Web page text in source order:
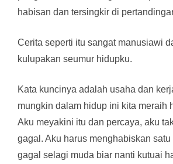
habisan dan tersingkir di
Cerita seperti itu sangat manusiawi
kulupakan seumur hidupku.
Kata kuncinya adalah usaha dan
mungkin dalam hidup ini kita meraih
Aku meyakini itu dan percaya, aku
gagal. Aku harus menghabiskan satu
gagal selagi muda biar nanti kutuai